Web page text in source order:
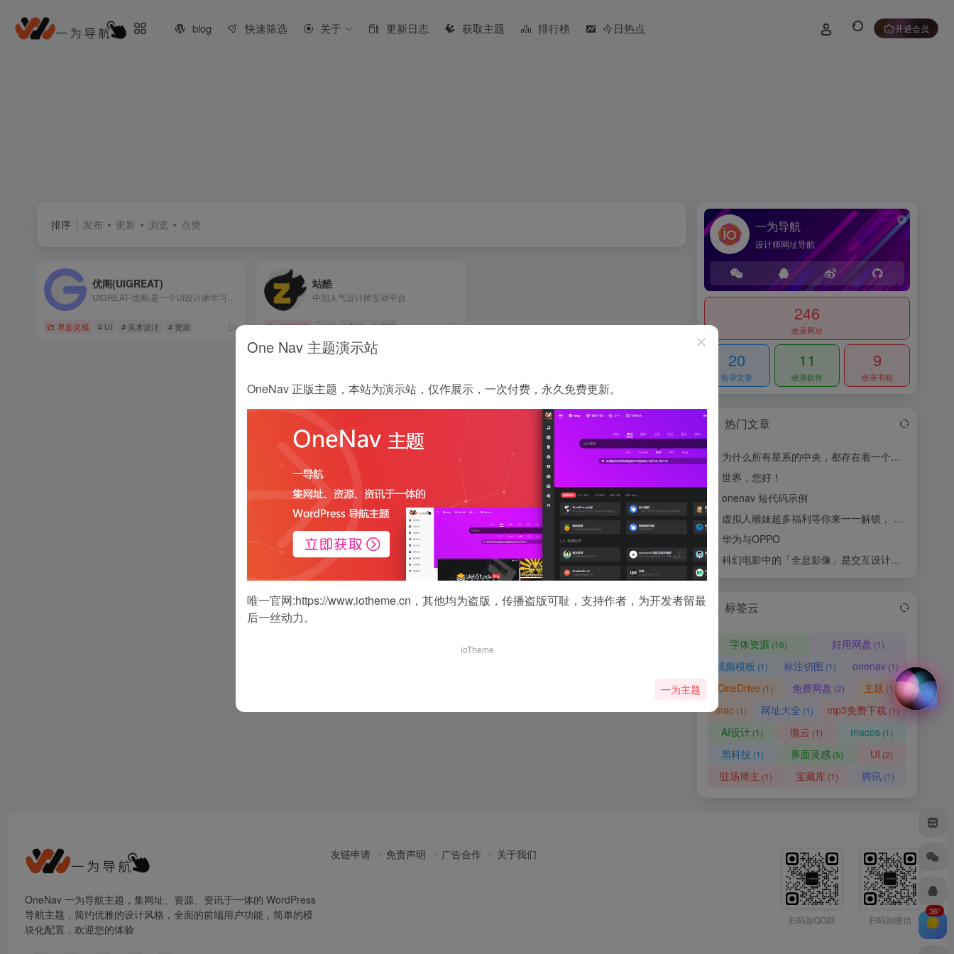
blog 快速筛选 关于 更新日志 获取主题 排行榜 今日热点 开通会员
排序 发布 更新 浏览 点赞
优阁(UIGREAT)
界面灵感 # UI # 美术设计 # 资源
站酷
中国人气设计师互动平台
常用推荐 # UI # 素材 # 资源
一为导航
设计师网址导航
246
收录网址
20
收录文章
11
收录软件
9
收录书籍
热门文章
为什么所有星系的中央，都存在着一个黑洞？
世界，您好！
onenav 短代码示例
虚拟人雕妹超多福利等你来一一解锁， EP 单曲 MV《斑斓》今日首发
华为与OPPO
科幻电影中的「全息影像」是交互设计的未来么？
标签云
字体资源 (16) 好用网盘 (1)
视频模板 (1) 标注切图 (1) onenav(1)
OneDrive (1) 免费网盘 (2) 主题 (1)
mac(1) 网址大全 (1) mp3免费下载 (1)
AI设计 (1) 微云 (1) macos(1)
黑科技 (1) 界面灵感 (5) UI (2)
驻场博主 (1) 宝藏库(1) 腾讯 (1)
OneNav 一为导航主题，集网址、资源、资讯于一体的 WordPress
导航主题，简约优雅的设计风格，全面的前端用户功能，简单的模
块化配置，欢迎您的体验
友链申请 免责声明 广告合作 关于我们
扫码加QQ群 扫码加微信
36°
One Nav 主题演示站
OneNav 正版主题，本站为演示站，仅作展示，一次付费，永久免费更新。
唯一官网:https://www.iotheme.cn ，其他均为盗版，传播盗版可耻，支持作者，为开发者留最
后一丝动力。
ioTheme
一为主题